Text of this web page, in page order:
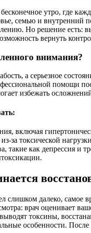
утро, где
семью и
Но решение есть:
вернуть
внимания?
а серьезное
помощи
избежать
включая
за токсической
такие как депрессия и
слишком далеко, самое
врач оценивает
токсины,
особенности.